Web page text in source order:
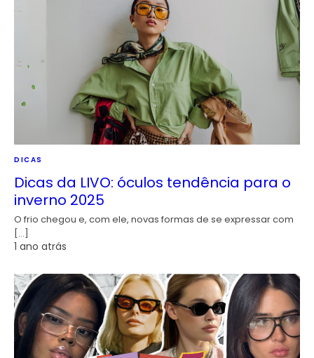
DICAS
Dicas da LIVO: óculos tendência para o
inverno 2025
O frio chegou e, com ele, novas formas de se expressar com
[…]
1 ano atrás